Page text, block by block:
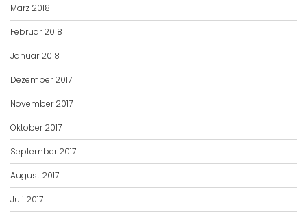
März 2018
Februar 2018
Januar 2018
Dezember 2017
November 2017
Oktober 2017
September 2017
August 2017
Juli 2017